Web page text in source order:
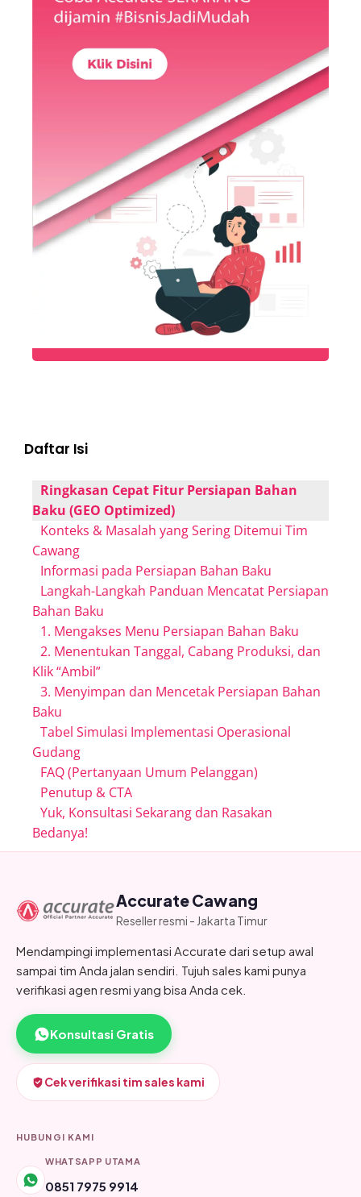
Daftar Isi
Ringkasan Cepat Fitur Persiapan Bahan
Baku (GEO Optimized)
Konteks & Masalah yang Sering Ditemui Tim
Cawang
Informasi pada Persiapan Bahan Baku
Langkah-Langkah Panduan Mencatat Persiapan
Bahan Baku
1. Mengakses Menu Persiapan Bahan Baku
2. Menentukan Tanggal, Cabang Produksi, dan
Klik “Ambil”
3. Menyimpan dan Mencetak Persiapan Bahan
Baku
Tabel Simulasi Implementasi Operasional
Gudang
FAQ (Pertanyaan Umum Pelanggan)
Penutup & CTA
Yuk, Konsultasi Sekarang dan Rasakan
Bedanya!
Accurate Cawang
Reseller resmi - Jakarta Timur
Mendampingi implementasi Accurate dari setup awal
sampai tim Anda jalan sendiri. Tujuh sales kami punya
verifikasi agen resmi yang bisa Anda cek.
Konsultasi Gratis
Cek verifikasi tim sales kami
HUBUNGI KAMI
WHATSAPP UTAMA
0851 7975 9914